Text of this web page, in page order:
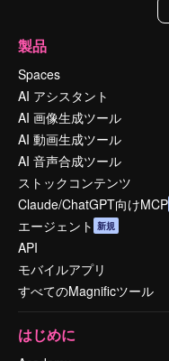
製品
Spaces
AI アシスタント
AI 画像生成ツール
AI 動画生成ツール
AI 音声合成ツール
ストックコンテンツ
Claude/ChatGPT向けMCP
エージェント 新規
API
モバイルアプリ
すべてのMagnificツール
はじめに